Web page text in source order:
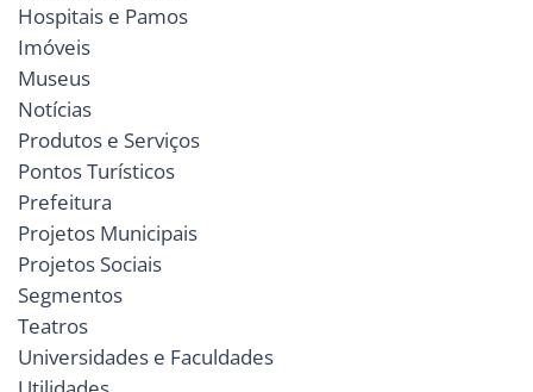
Hospitais e Pamos
Imóveis
Museus
Notícias
Produtos e Serviços
Pontos Turísticos
Prefeitura
Projetos Municipais
Projetos Sociais
Segmentos
Teatros
Universidades e Faculdades